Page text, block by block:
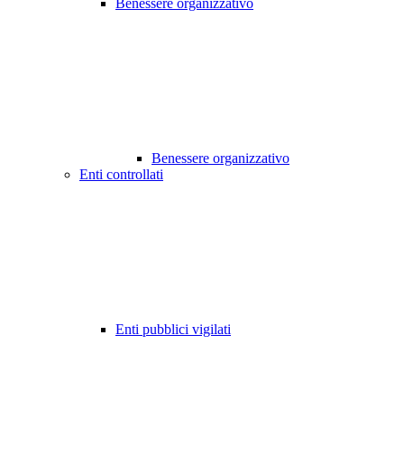
Benessere organizzativo
Benessere organizzativo
Enti controllati
Enti pubblici vigilati